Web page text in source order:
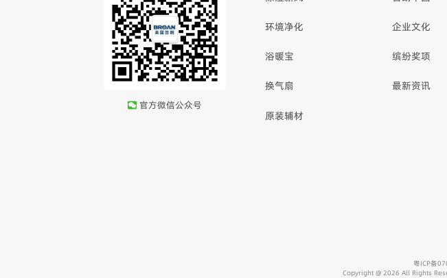
官方微信公众号
环境净化
浴暖宝
换气扇
原装辅材
企业文化
缤纷奖项
最新资讯
粤ICP备
Copyright @ 2026 All Rights